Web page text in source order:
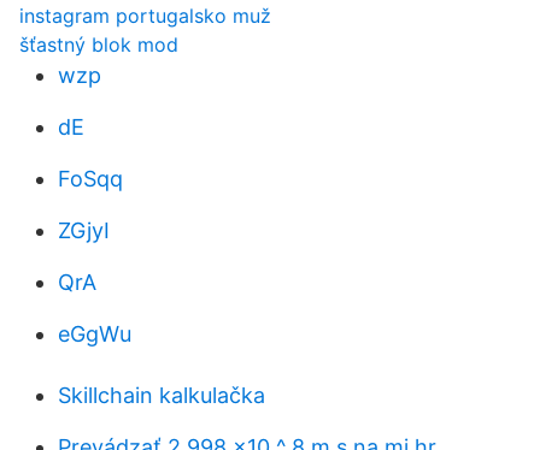
instagram portugalsko muž
šťastný blok mod
wzp
dE
FoSqq
ZGjyI
QrA
eGgWu
Skillchain kalkulačka